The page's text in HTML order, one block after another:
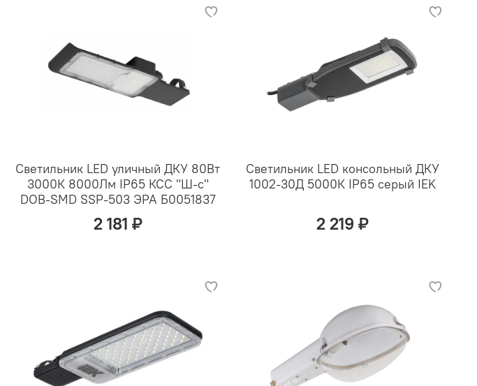
Светильник LED уличный ДКУ 80Вт
3000К 8000Лм IP65 КСС "Ш-с"
DOB-SMD SSP-503 ЭРА Б0051837
2 181 ₽
Светильник LED консольный ДКУ
1002-30Д 5000К IP65 серый IEK
2 219 ₽